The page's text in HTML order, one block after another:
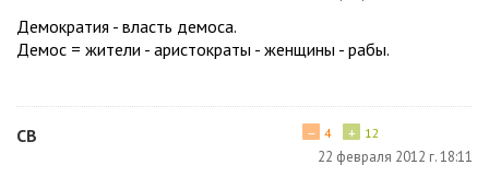
Демократия - власть демоса.
Демос = жители - аристократы - женщины - рабы.
CВ + 12
− 4
22 февраля 2012 г. 18:11